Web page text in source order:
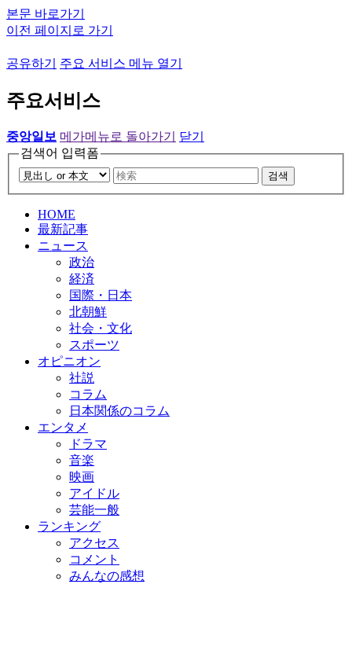
본문 바로가기
이전 페이지로 가기
공유하기 주요 서비스 메뉴 열기
주요서비스
중앙일보 메가메뉴로 돌아가기
닫기
검색어 입력폼
검색
HOME
最新記事
ニュース
政治
経済
国際・日本
北朝鮮
社会・文化
スポーツ
オピニオン
社説
コラム
日本関係のコラム
エンタメ
ドラマ
音楽
映画
アイドル
芸能一般
ランキング
アクセス
コメント
みんなの感想